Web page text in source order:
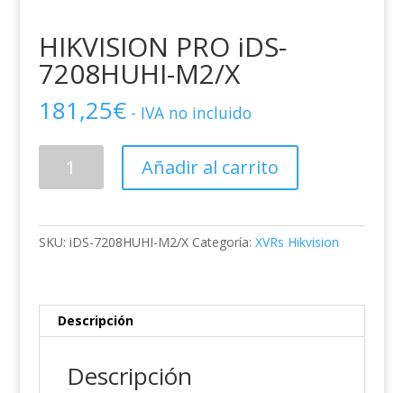
HIKVISION PRO iDS-
7208HUHI-M2/X
181,25€ - IVA no incluido
M2/X
Añadir al carrito
SKU: iDS-7208HUHI-M2/X Categoría: XVRs Hikvision
Descripción
Descripción